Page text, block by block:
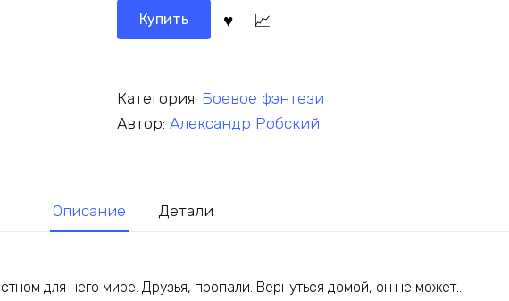
Купить
Категория: Боевое фэнтези
Автор: Александр Робский
Описание Детали
для него мире. Друзья, пропали. Вернуться домой, он не может…